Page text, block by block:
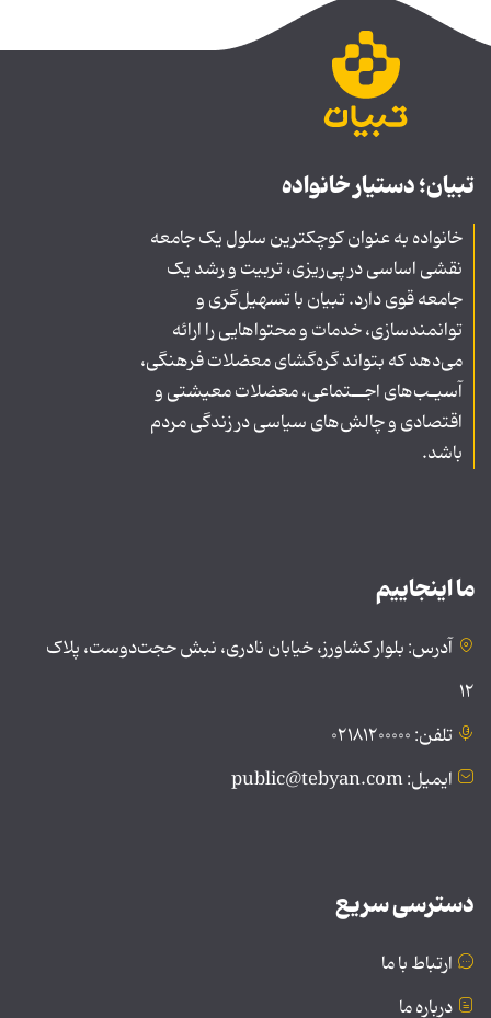
تبیان؛ دستیار خانواده
خانواده به عنوان کوچکترین سلول یک جامعه
نقشی اساسی در پی‌ریزی، تربیت و رشد یک
جامعه قوی دارد. تبیان با تسهیل‌گری و
توانمندسازی، خدمات و محتواهایی را ارائه
می‌دهد که بتواند گره‌گشای معضلات فرهنگی،
آسیـب‌های اجــتماعی، معضلات معیشتی و
اقتصادی و چالش‌های سیاسی در زندگی مردم
باشد.
ما اینجاییم
آدرس: بلوار کشاورز، خیابان نادری، نبش حجت‌دوست، پلاک
۱۲
تلفن: ۰۲۱۸۱۲۰۰۰۰۰
ایمیل: public@tebyan.com
دسترسی سریع
ارتباط با ما
درباره ما